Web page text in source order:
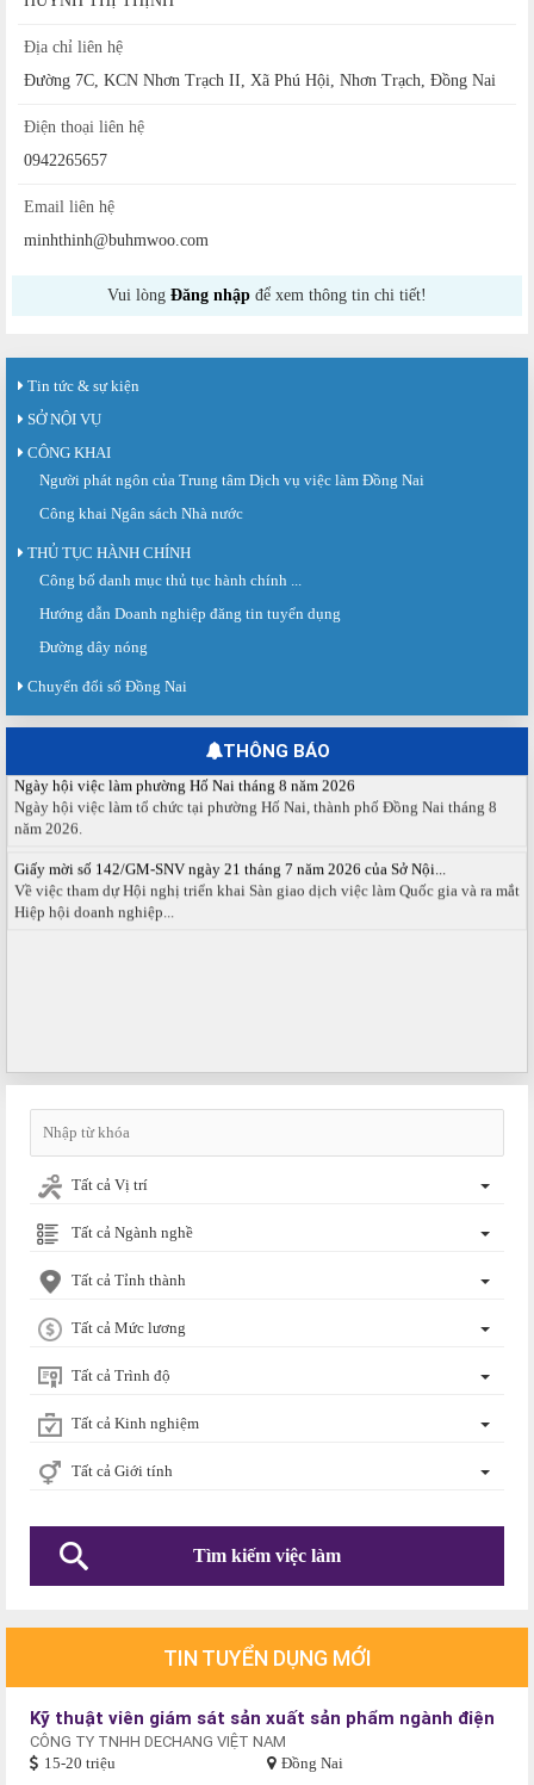
Địa chỉ liên hệ
Đường 7C, KCN Nhơn Trạch II, Xã Phú Hội, Nhơn Trạch, Đồng Nai
Điện thoại liên hệ
0942265657
Email liên hệ
minhthinh@buhmwoo.com
Vui lòng Đăng nhập để xem thông tin chi tiết!
Tin tức & sự kiện
SỞ NỘI VỤ
CÔNG KHAI
Người phát ngôn của Trung tâm Dịch vụ việc làm Đồng Nai
Công khai Ngân sách Nhà nước
THỦ TỤC HÀNH CHÍNH
Công bố danh mục thủ tục hành chính ...
Hướng dẫn Doanh nghiệp đăng tin tuyển dụng
Đường dây nóng
Chuyển đổi số Đồng Nai
THÔNG BÁO
Sàn giao dịch việc làm lần thứ 08 năm 2026: Hơn 4.300 cơ hội...
Sáng ngày 03/8/2026, Trung tâm Dịch vụ việc làm Đồng Nai tổ chức Sàn giao
dịch việc làm lần thứ 08...
Báo cáo kết quả tổ chức Sàn giao dịch việc làm lần thứ 08/2026 ngày 03
Ngày hội việc làm phường Hố Nai tháng 8 năm 2026
năm 2026.
Giấy mời số 142/GM-SNV ngày 21 tháng 7 năm 2026 của Sở Nội...
Hiệp hội doanh nghiệp...
Tất cả Vị trí
Tất cả Ngành nghề
Tất cả Tỉnh thành
Tất cả Mức lương
Tất cả Trình độ
Tất cả Kinh nghiệm
Tất cả Giới tính
TIN TUYỂN DỤNG MỚI
Kỹ thuật viên giám sát sản xuất sản phẩm ngành điện
CÔNG TY TNHH DECHANG VIỆT NAM
15-20 triệu Đồng Nai